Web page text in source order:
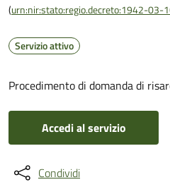
(urn:nir:stato:regio.decreto:1942-03-
Servizio attivo
Procedimento di domanda di
Accedi al servizio
Condividi